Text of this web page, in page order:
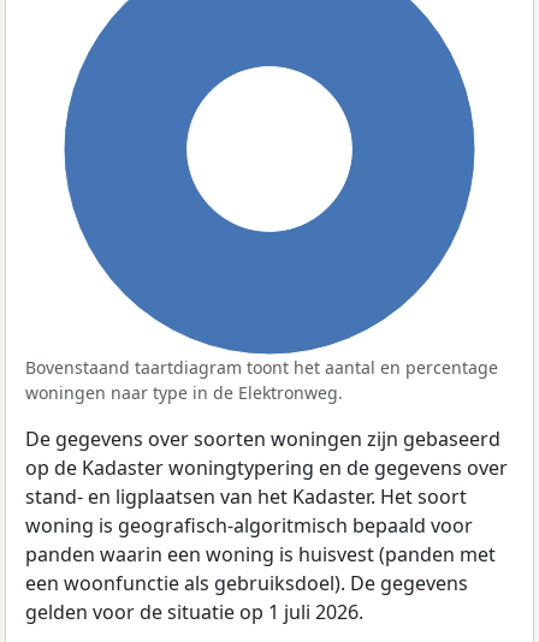
Bovenstaand taartdiagram toont het aantal en percentage
woningen naar type in de Elektronweg.
De gegevens over soorten woningen zijn gebaseerd
op de Kadaster woningtypering en de gegevens over
stand- en ligplaatsen van het Kadaster. Het soort
woning is geografisch-algoritmisch bepaald voor
panden waarin een woning is huisvest (panden met
een woonfunctie als gebruiksdoel). De gegevens
gelden voor de situatie op 1 juli 2026.